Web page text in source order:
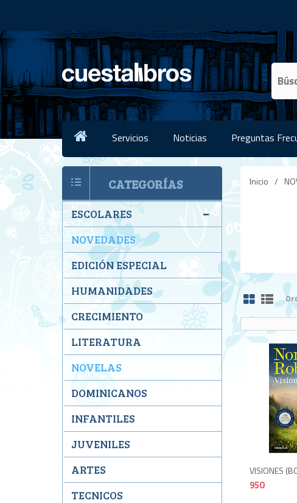
Servicios Noticias Preguntas
Inicio /
VISIONES
950
CATEGORÍAS
ESCOLARES
NOVEDADES
EDICIÓN ESPECIAL
HUMANIDADES
CRECIMIENTO
LITERATURA
NOVELAS
DOMINICANOS
INFANTILES
JUVENILES
ARTES
TECNICOS